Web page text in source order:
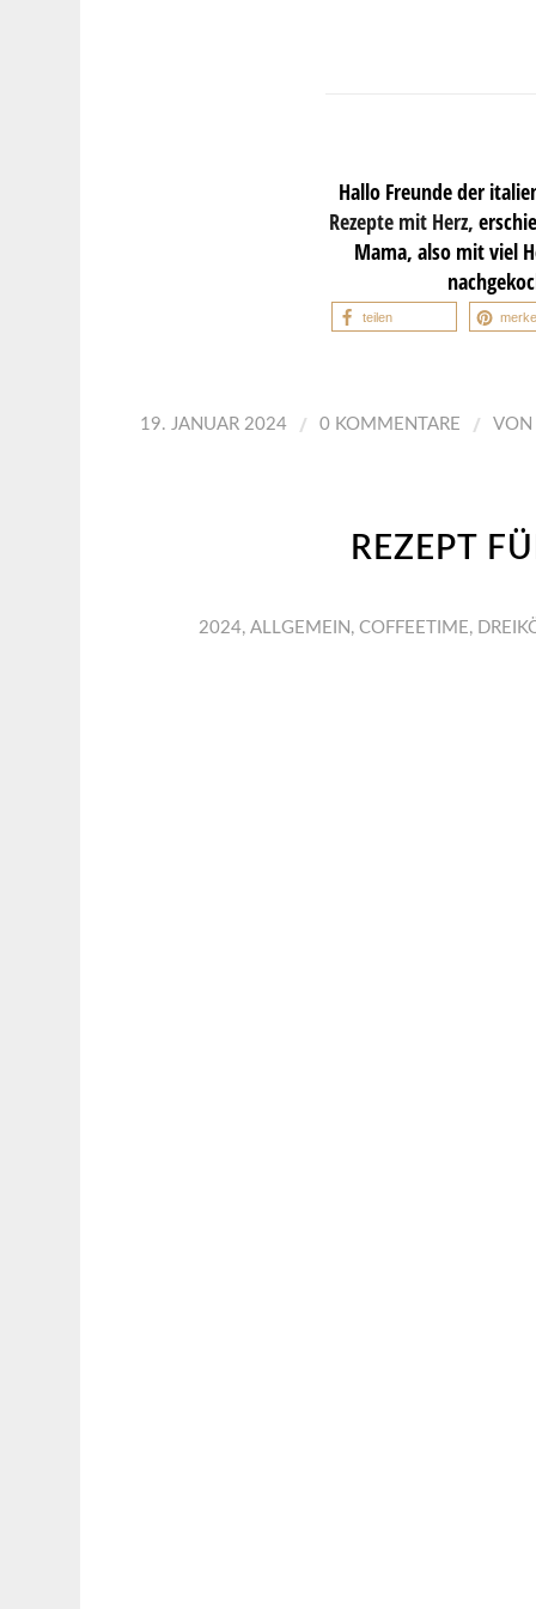
Hallo Freunde der
Rezepte mit Herz,
Mama, also mit viel
teilen
19. JANUAR 2024 / 0 KOMMENTARE / VON
REZEPT
2024, ALLGEMEIN , COFFEETIME,